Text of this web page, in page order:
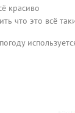
красиво
что это всё